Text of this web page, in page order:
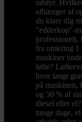
udstyr.
afhænger af
du klare dig
"edderkop"-
professionelt,
fra omkring 1
maskiner
løfte?
hvor langt
på maskinen,
og 50 % af
diesel eller
tunge dage,